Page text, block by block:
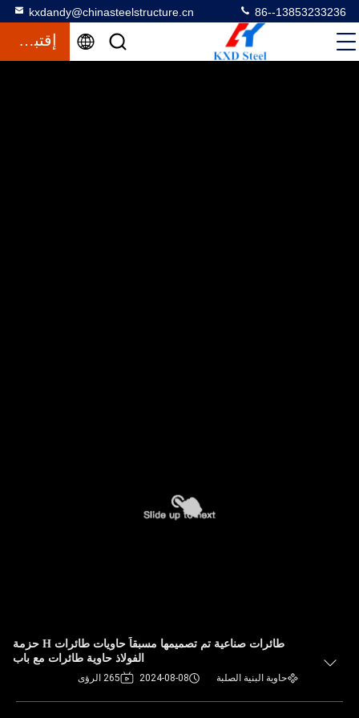
kxdandy@chinasteelstructure.cn 86--13853233236
إقتباس
طائرات صناعية تم تصميمها مسبقاً حاويات طائرات H حزمة
الفولاذ حاوية طائرات مع باب
حاوية البنية الصلبة 2024-08-08 265 الرؤى